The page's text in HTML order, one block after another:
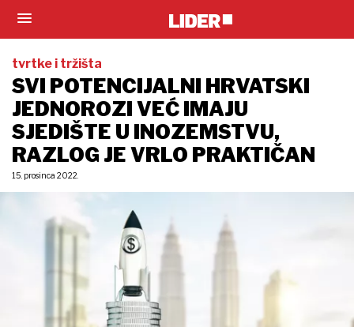
tvrtke i tržišta
SVI POTENCIJALNI HRVATSKI
JEDNOROZI VEĆ IMAJU
SJEDIŠTE U INOZEMSTVU,
RAZLOG JE VRLO PRAKTIČAN
15. prosinca 2022.